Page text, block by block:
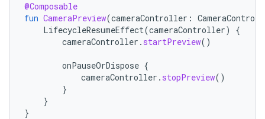
@Composable
fun CameraPreview(cameraController :
LifecycleResumeEffect(cameraController)
{
cameraController . startPreview()
onPauseOrDispose {
cameraController . stopPreview()
}
}
}